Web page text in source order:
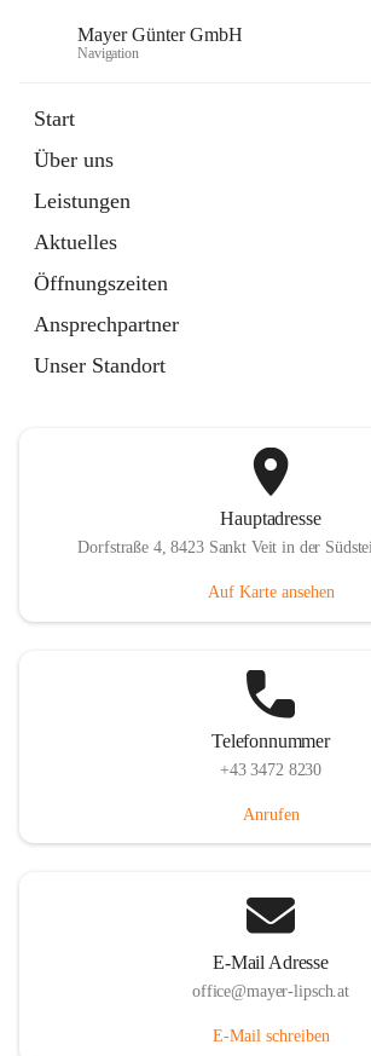
Mayer Günter GmbH
Navigation
Start
Über uns
Leistungen
Aktuelles
Öffnungszeiten
Ansprechpartner
Unser Standort
Artikel
in
Tab
TRANSPORTE
Artikel
öffnet
in
neuem
Tab
Hauptadresse
Dorfstraße 4, 8423 Sankt Veit in der
Auf Karte ansehen
Telefonnummer
+43 3472 8230
Anrufen
E-Mail Adresse
office@mayer-lipsch.at
E-Mail schreiben